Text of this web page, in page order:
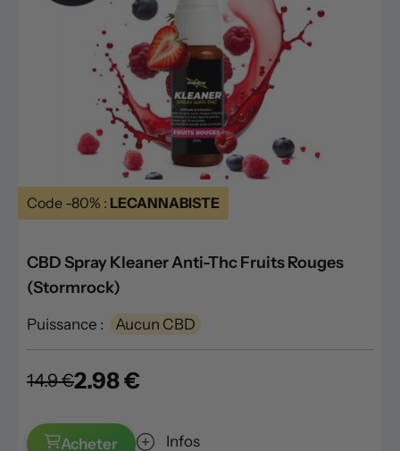
Code -80% : LECANNABISTE
CBD Spray Kleaner Anti-Thc Fruits Rouges
(Stormrock)
Puissance : Aucun CBD
14.9 €2.98 €
Acheter Infos